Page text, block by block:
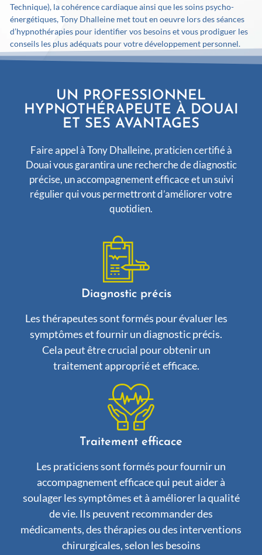
Technique), la cohérence cardiaque ainsi que les soins psycho-
énergétiques, Tony Dhalleine met tout en oeuvre lors des séances
d’hypnothérapies pour identifier vos besoins et vous prodiguer les
conseils les plus adéquats pour votre développement personnel.
UN PROFESSIONNEL
HYPNOTHÉRAPEUTE À DOUAI
ET SES AVANTAGES
Faire appel à Tony Dhalleine, praticien certifié à
Douai vous garantira une recherche de diagnostic
précise, un accompagnement efficace et un suivi
régulier qui vous permettront d’améliorer votre
quotidien.
Diagnostic précis
Les thérapeutes sont formés pour évaluer les
symptômes et fournir un diagnostic précis.
Cela peut être crucial pour obtenir un
traitement approprié et efficace.
Traitement efficace
Les praticiens sont formés pour fournir un
accompagnement efficace qui peut aider à
soulager les symptômes et à améliorer la qualité
de vie. Ils peuvent recommander des
médicaments, des thérapies ou des interventions
chirurgicales, selon les besoins